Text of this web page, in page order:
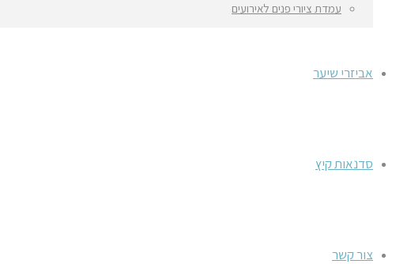
עמדת ציורי פנים לאירועים
אביזרי שיער
סדנאות קיץ
צור קשר